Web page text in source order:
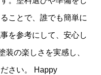
ことで、誰でも簡単に
を参考にして、安心し
装の楽しさを実感し、
さい。 Happy